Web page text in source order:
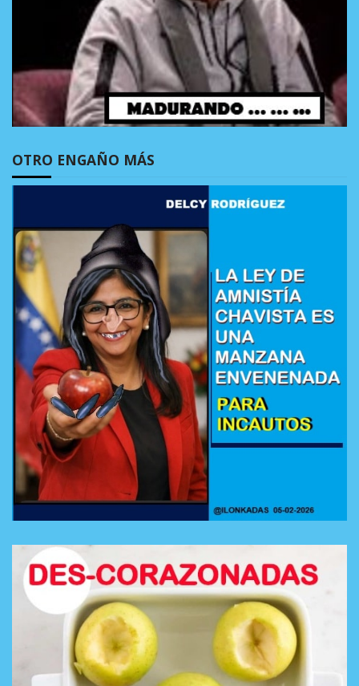
OTRO ENGAÑO MÁS